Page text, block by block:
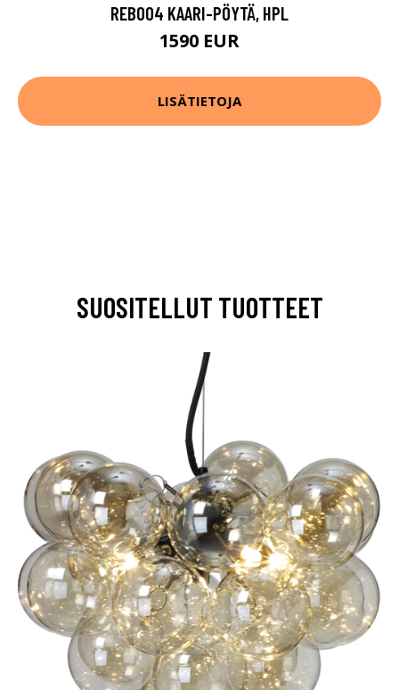
REB004 KAARI-PÖYTÄ, HPL
1590 EUR
LISÄTIETOJA
SUOSITELLUT TUOTTEET